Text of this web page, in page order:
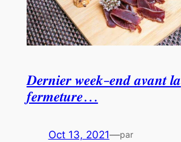
𝑫𝒆𝒓𝒏𝒊𝒆𝒓 𝒘𝒆𝒆𝒌-𝒆𝒏𝒅 𝒂𝒗𝒂𝒏𝒕 𝒍𝒂
𝒇𝒆𝒓𝒎𝒆𝒕𝒖𝒓𝒆…
Oct 13, 2021—par